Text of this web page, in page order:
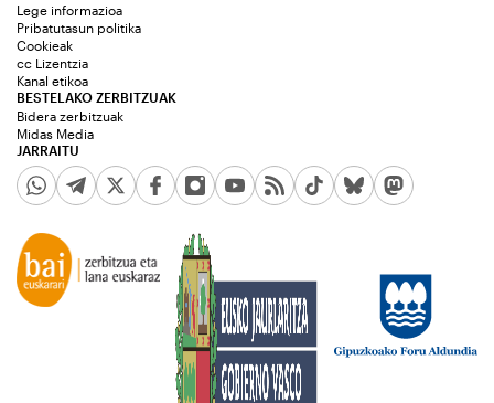
JARRAITU
Lege informazioa
Pribatutasun politika
Cookieak
cc Lizentzia
Kanal etikoa
BESTELAKO ZERBITZUAK
Bidera zerbitzuak
Midas Media